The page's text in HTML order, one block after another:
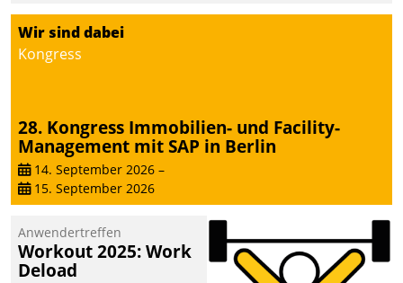
Wir sind dabei
Kongress
28. Kongress Immobilien- und Facility-
Management mit SAP in Berlin
14. September 2026 –
15. September 2026
Anwendertreffen
Workout 2025: Work
Deload